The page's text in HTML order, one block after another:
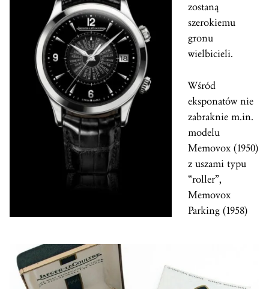
zostaną
szerokiemu
gronu
wielbicieli.
Wśród
eksponatów nie
zabraknie m.in.
modelu
Memovox (1950)
z uszami typu
“roller”,
Memovox
Parking (1958)